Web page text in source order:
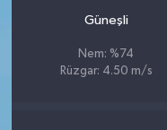
Güneşli
Nem: %74
Rüzgar: 4.50 m/s
MİZAH
TARİH